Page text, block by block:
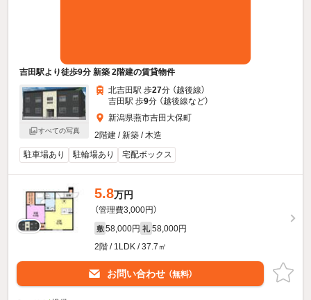
吉田駅より徒歩9分 新築 2階建の賃貸物件
すべての写真
北吉田駅 歩27分 （越後線）
吉田駅 歩9分 （越後線など）
新潟県燕市吉田大保町
2階建 / 新築 / 木造
駐車場あり
駐輪場あり 宅配ボックス
5.8万円
（管理費3,000円）
敷 58,000円 礼 58,000円
2階 / 1LDK / 37.7㎡
お問い合わせ （無料）